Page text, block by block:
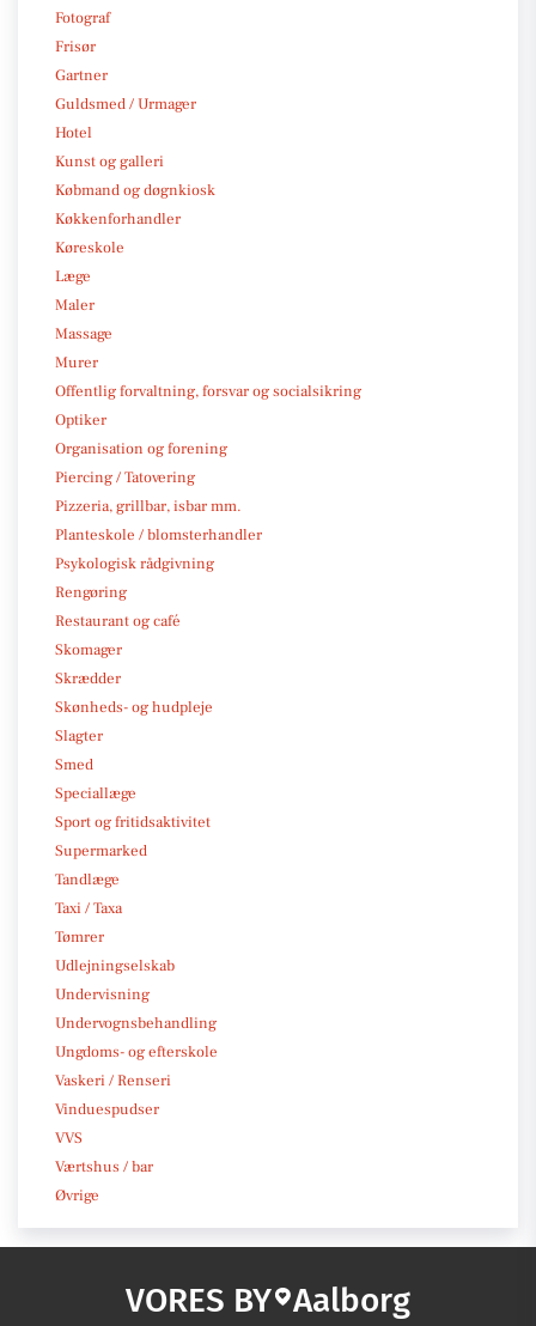
Fotograf
Frisør
Gartner
Guldsmed / Urmager
Hotel
Kunst og galleri
Købmand og døgnkiosk
Køkkenforhandler
Køreskole
Læge
Maler
Massage
Murer
Offentlig forvaltning, forsvar og socialsikring
Optiker
Organisation og forening
Piercing / Tatovering
Pizzeria, grillbar, isbar mm.
Planteskole / blomsterhandler
Psykologisk rådgivning
Rengøring
Restaurant og café
Skomager
Skrædder
Skønheds- og hudpleje
Slagter
Smed
Speciallæge
Sport og fritidsaktivitet
Supermarked
Tandlæge
Taxi / Taxa
Tømrer
Udlejningselskab
Undervisning
Undervognsbehandling
Ungdoms- og efterskole
Vaskeri / Renseri
Vinduespudser
VVS
Værtshus / bar
Øvrige
VORES BY Aalborg